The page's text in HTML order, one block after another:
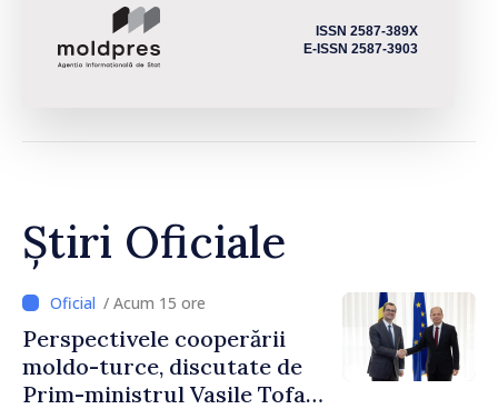
ISSN 2587-389X
E-ISSN 2587-3903
Știri Oficiale
/ Acum 15 ore
Perspectivele cooperării
moldo-turce, discutate de
Prim-ministrul Vasile Tofan